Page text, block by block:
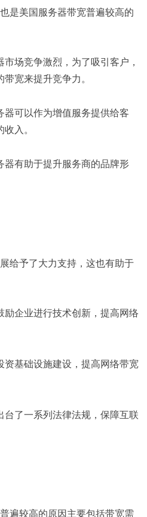
是美国服务器带宽普遍较高的
场竞争激烈，为了吸引客户，
宽来提升竞争力。
器可以作为增值服务提供给客
入。
器有助于提升服务商的品牌形
给予了大力支持，这也有助于
励企业进行技术创新，提高网络
资基础设施建设，提高网络带宽
台了一系列法律法规，保障互联
遍较高的原因主要包括带宽需